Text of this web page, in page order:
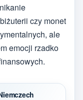
czy monet
ale
emocji rzadko